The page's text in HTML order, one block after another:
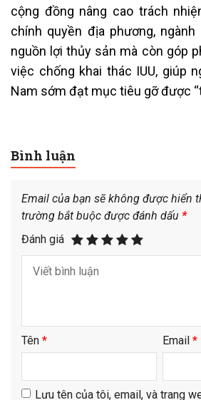
cộng đồng nâng cao trách
chính quyền địa phương,
nguồn lợi thủy sản mà còn góp
việc chống khai thác IUU, giúp
Nam sớm đạt mục tiêu gỡ được
Bình luận
Email của bạn sẽ không được hiển
trường bắt buộc được đánh dấu *
Đánh giá
Tên * Email *
Lưu tên của tôi, email, và trang